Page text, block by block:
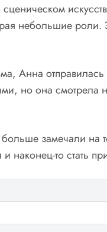
небольшие
Анна
но она
замечали
наконец-то стать